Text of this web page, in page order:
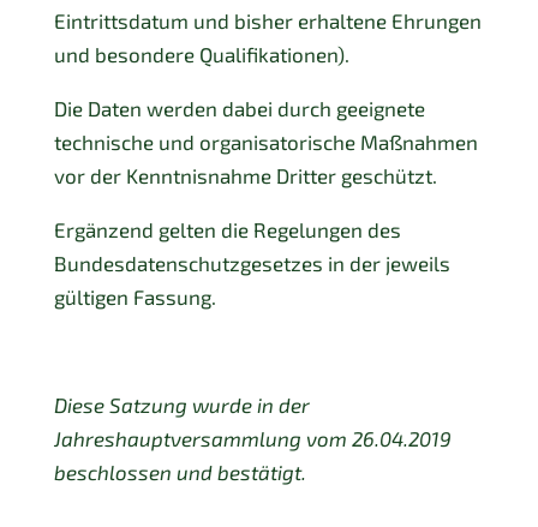
Eintrittsdatum und bisher erhaltene Ehrungen
und besondere Qualifikationen).
Die Daten werden dabei durch geeignete
technische und organisatorische Maßnahmen
vor der Kenntnisnahme Dritter geschützt.
Ergänzend gelten die Regelungen des
Bundesdatenschutzgesetzes in der jeweils
gültigen Fassung.
Diese Satzung wurde in der
Jahreshauptversammlung vom 26.04.2019
beschlossen und bestätigt.